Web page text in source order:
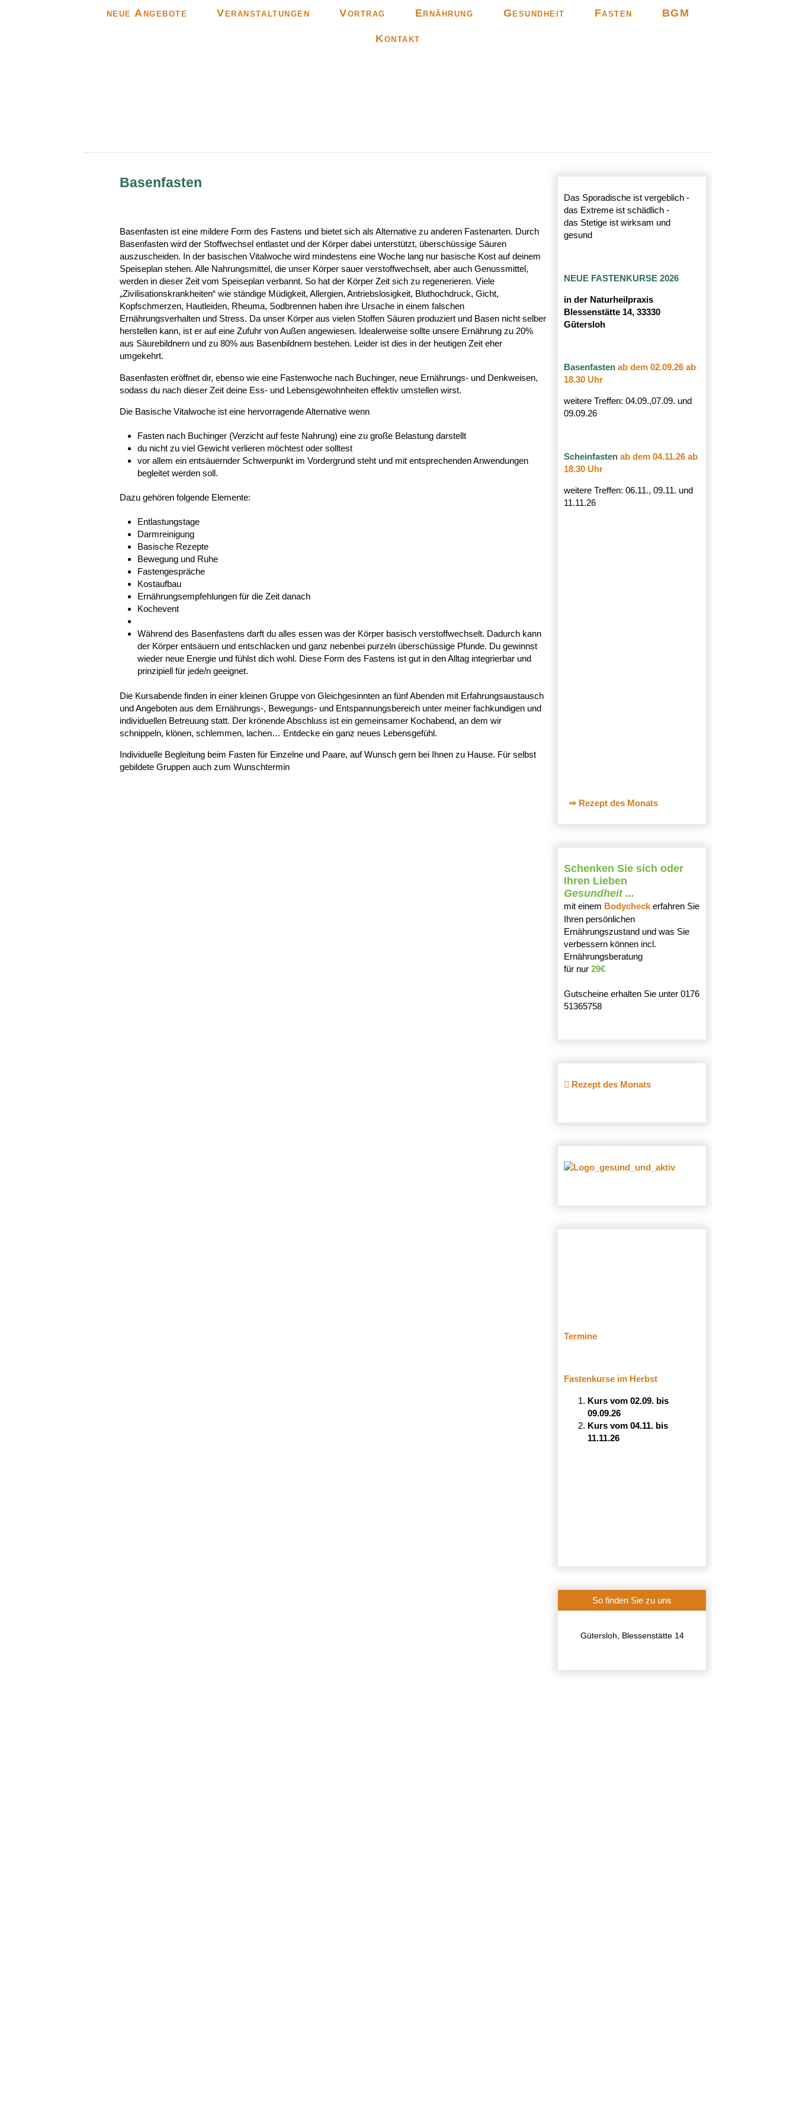
neue Angebote Veranstaltungen Vortrag Ernährung Gesundheit Fasten BGM
Kontakt
Das Sporadische ist vergeblich -
das Extreme ist schädlich -
das Stetige ist wirksam und
gesund
NEUE FASTENKURSE 2026
in der Naturheilpraxis
Blessenstätte 14, 33330
Gütersloh
Basenfasten ab dem 02.09.26 ab
18.30 Uhr
weitere Treffen: 04.09.,07.09. und
09.09.26
Scheinfasten ab dem 04.11.26 ab
18.30 Uhr
weitere Treffen: 06.11., 09.11. und
11.11.26
⇒ Rezept des Monats
Schenken Sie sich oder
Ihren Lieben
Gesundheit ...
mit einem Bodycheck erfahren Sie
Ihren persönlichen
Ernährungszustand und was Sie
verbessern können incl.
Ernährungsberatung
für nur 29€
Gutscheine erhalten Sie unter 0176
51365758
Rezept des Monats
Termine
Fastenkurse im Herbst
Kurs vom 02.09. bis
09.09.26
Kurs vom 04.11. bis
11.11.26
So finden Sie zu uns
Gütersloh, Blessenstätte 14
Basenfasten
Basenfasten ist eine mildere Form des Fastens und bietet sich als Alternative zu anderen Fastenarten. Durch
Basenfasten wird der Stoffwechsel entlastet und der Körper dabei unterstützt, überschüssige Säuren
auszuscheiden. In der basischen Vitalwoche wird mindestens eine Woche lang nur basische Kost auf deinem
Speiseplan stehen. Alle Nahrungsmittel, die unser Körper sauer verstoffwechselt, aber auch Genussmittel,
werden in dieser Zeit vom Speiseplan verbannt. So hat der Körper Zeit sich zu regenerieren. Viele
„Zivilisationskrankheiten“ wie ständige Müdigkeit, Allergien, Antriebslosigkeit, Bluthochdruck, Gicht,
Kopfschmerzen, Hautleiden, Rheuma, Sodbrennen haben ihre Ursache in einem falschen
Ernährungsverhalten und Stress. Da unser Körper aus vielen Stoffen Säuren produziert und Basen nicht selber
herstellen kann, ist er auf eine Zufuhr von Außen angewiesen. Idealerweise sollte unsere Ernährung zu 20%
aus Säurebildnern und zu 80% aus Basenbildnern bestehen. Leider ist dies in der heutigen Zeit eher
umgekehrt.
Basenfasten eröffnet dir, ebenso wie eine Fastenwoche nach Buchinger, neue Ernährungs- und Denkweisen,
sodass du nach dieser Zeit deine Ess- und Lebensgewohnheiten effektiv umstellen wirst.
Die Basische Vitalwoche ist eine hervorragende Alternative wenn
Fasten nach Buchinger (Verzicht auf feste Nahrung) eine zu große Belastung darstellt
du nicht zu viel Gewicht verlieren möchtest oder solltest
vor allem ein entsäuernder Schwerpunkt im Vordergrund steht und mit entsprechenden Anwendungen
begleitet werden soll.
Dazu gehören folgende Elemente:
Entlastungstage
Darmreinigung
Basische Rezepte
Bewegung und Ruhe
Fastengespräche
Kostaufbau
Ernährungsempfehlungen für die Zeit danach
Kochevent
Während des Basenfastens darft du alles essen was der Körper basisch verstoffwechselt. Dadurch kann
der Körper entsäuern und entschlacken und ganz nebenbei purzeln überschüssige Pfunde. Du gewinnst
wieder neue Energie und fühlst dich wohl. Diese Form des Fastens ist gut in den Alltag integrierbar und
prinzipiell für jede/n geeignet.
Die Kursabende finden in einer kleinen Gruppe von Gleichgesinnten an fünf Abenden mit Erfahrungsaustausch
und Angeboten aus dem Ernährungs-, Bewegungs- und Entspannungsbereich unter meiner fachkundigen und
individuellen Betreuung statt. Der krönende Abschluss ist ein gemeinsamer Kochabend, an dem wir
schnippeln, klönen, schlemmen, lachen… Entdecke ein ganz neues Lebensgefühl.
Individuelle Begleitung beim Fasten für Einzelne und Paare, auf Wunsch gern bei Ihnen zu Hause. Für selbst
gebildete Gruppen auch zum Wunschtermin